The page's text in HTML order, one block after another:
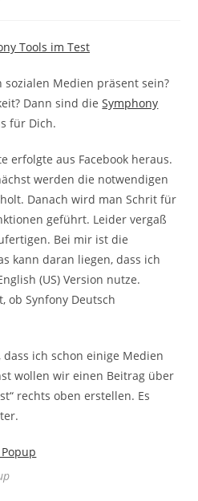
Medien präsent sein?
Dann sind dieSymphony
für Dich.
erfolgte aus Facebook heraus.
werden die notwendigen
Danach wird man Schrit für
geführt. Leider vergaß
Bei mir ist die
kann daran liegen, dass ich
(US) Version nutze.
ob Synfony Deutsch
ich schon einige Medien
wollen wir einen Beitrag über
rechts oben erstellen. Es